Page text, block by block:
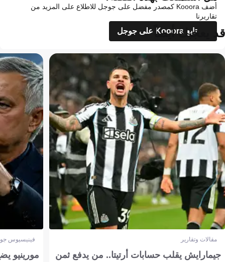
أضف Kooora كمصدر مفضل على جوجل للاطلاع على المزيد من
تقاريرنا
تابع Kooora على جوجل
قد يعجبك أيضاً
مقالات وتقارير
جيمارايش يقلب حسابات أرتيتا.. من يدفع ثمن
فينيسيوس
مورينيو